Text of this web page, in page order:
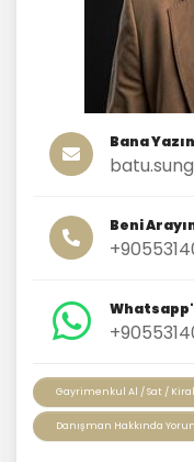
Bana Yazın
Beni
Gayrimenkul Al / Sat /
Danışman Hakkında